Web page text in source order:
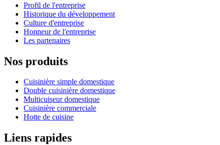
Profil de l'entreprise
Historique du développement
Culture d'entreprise
Honneur de l'entreprise
Les partenaires
Nos produits
Cuisinière simple domestique
Double cuisinière domestique
Multicuiseur domestique
Cuisinière commerciale
Hotte de cuisine
Liens rapides